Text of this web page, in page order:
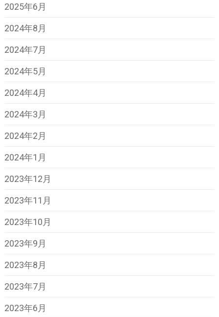
2025年6月
2024年8月
2024年7月
2024年5月
2024年4月
2024年3月
2024年2月
2024年1月
2023年12月
2023年11月
2023年10月
2023年9月
2023年8月
2023年7月
2023年6月